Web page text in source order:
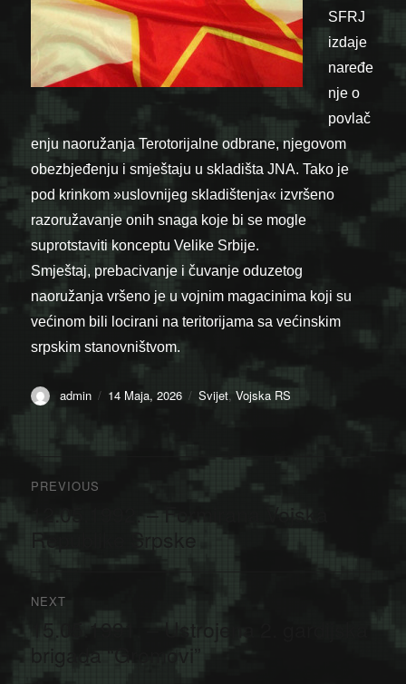
SFRJ
izdaje
naređe
nje o
povlač
enju naoružanja Terotorijalne odbrane, njegovom
obezbjeđenju i smještaju u skladišta JNA. Tako je
pod krinkom »uslovnijeg skladištenja« izvršeno
razoružavanje onih snaga koje bi se mogle
suprotstaviti konceptu Velike Srbije.
Smještaj, prebacivanje i čuvanje oduzetog
naoružanja vršeno je u vojnim magacinima koji su
većinom bili locirani na teritorijama sa većinskim
srpskim stanovništvom.
Author
admin
Posted
14 Maja, 2026 Categories
Svijet ,Vojska RS
Navigacija
članaka
PREVIOUS
post:
12.05.1992. – Formirana Vojska
Republike Srpske
NEXT
Next15.05.1991. – Ustrojena 2. gardijska
brigada “Gromovi”